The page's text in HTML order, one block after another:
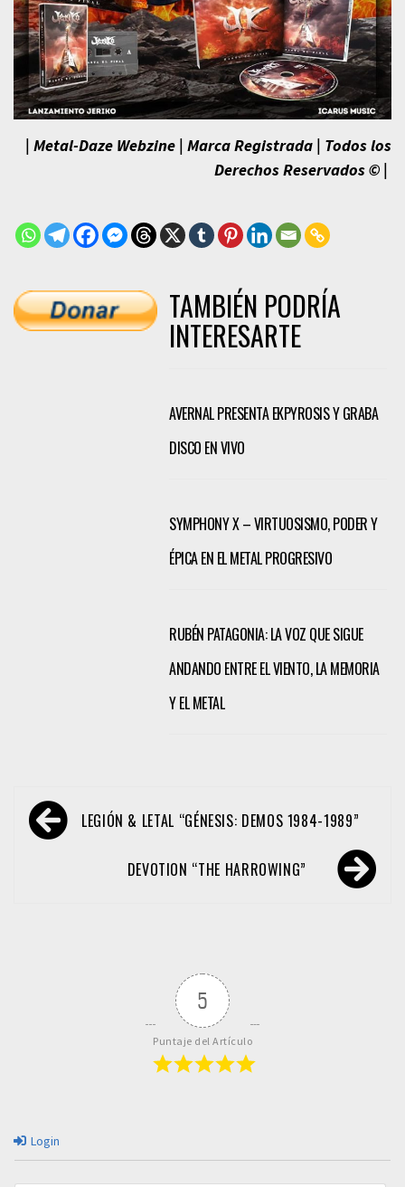
| Metal-Daze Webzine | Marca Registrada | Todos los
Derechos Reservados © |
TAMBIÉN PODRÍA
INTERESARTE
AVERNAL PRESENTA EKPYROSIS Y GRABA
DISCO EN VIVO
SYMPHONY X – VIRTUOSISMO, PODER Y
ÉPICA EN EL METAL PROGRESIVO
RUBÉN PATAGONIA: LA VOZ QUE SIGUE
ANDANDO ENTRE EL VIENTO, LA MEMORIA
Y EL METAL
Navegación
de LEGIÓN & LETAL “GÉNESIS: DEMOS 1984​-​1989”
DEVOTION “THE HARROWING”
5
Puntaje del Artículo
Login